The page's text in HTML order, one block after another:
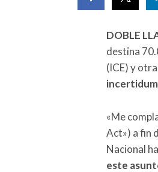
DOBLE
destina
(ICE) y
«Me
Act») a fin
Nacional
este